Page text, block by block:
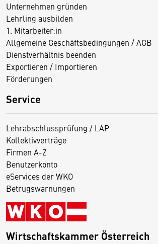
Unternehmen gründen
Lehrling ausbilden
1. Mitarbeiter:in
Allgemeine Geschäftsbedingungen / AGB
Dienstverhältnis beenden
Exportieren / Importieren
Förderungen
Service
Lehrabschlussprüfung / LAP
Kollektivverträge
Firmen A-Z
Benutzerkonto
eServices der WKO
Betrugswarnungen
Wirtschaftskammer Österreich